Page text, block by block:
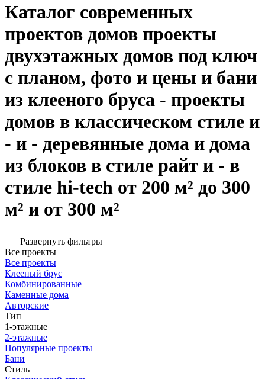
Каталог современных
проектов домов проекты
двухэтажных домов под ключ
с планом, фото и цены и бани
из клееного бруса - проекты
домов в классическом стиле и
- и - деревянные дома и дома
из блоков в стиле райт и - в
стиле hi-tech от 200 м² до 300
м² и от 300 м²
Развернуть фильтры
Все проекты
Все проекты
Клееный брус
Комбинированные
Каменные дома
Авторские
Тип
1-этажные
2-этажные
Популярные проекты
Бани
Стиль